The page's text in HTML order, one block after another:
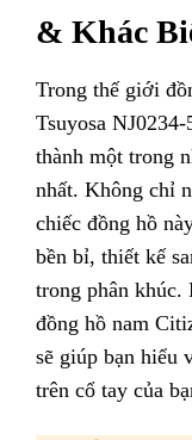
& Khác
Trong thế giới
Tsuyosa
thành một trong
nhất. Không chỉ
chiếc đồng hồ
bền bỉ, thiết kế
trong phân khúc.
đồng hồ nam
sẽ giúp bạn hiểu
trên cổ tay của